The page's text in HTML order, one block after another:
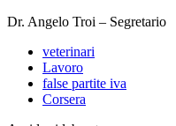
Dr. Angelo Troi – Segretario
veterinari
Lavoro
false partite iva
Corsera